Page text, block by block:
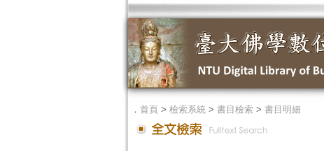
． 首頁> 檢索系統> 書目檢索> 書目明細